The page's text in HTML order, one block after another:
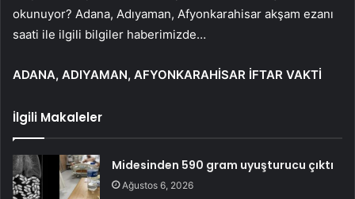
okunuyor? Adana, Adıyaman, Afyonkarahisar akşam ezanı
saati ile ilgili bilgiler haberimizde…
ADANA, ADIYAMAN, AFYONKARAHİSAR İFTAR VAKTİ
İlgili Makaleler
Midesinden 590 gram uyuşturucu çıktı
Ağustos 6, 2026